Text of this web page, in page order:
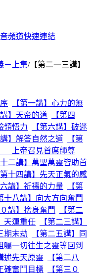
頻道快速連結
－上集/【第二一三講】
【第一講】心力的無
講】天帝的道
【第四
領悟力
【第六講】破迷
講】解答自然之道
【第
上帝召見首席師尊
十二講】萬聖萬靈皆助首
第十四講】先天正氣的感
六講】祈禱的力量
【第
十八講】向大方向奮鬥
０講】捨身奮鬥
【第二
天運重任
【第二三講】
期末劫
【第二五講】同
囑一切往生之靈等回到
述先天原靈
【第二八
確奮鬥目標
【第三０